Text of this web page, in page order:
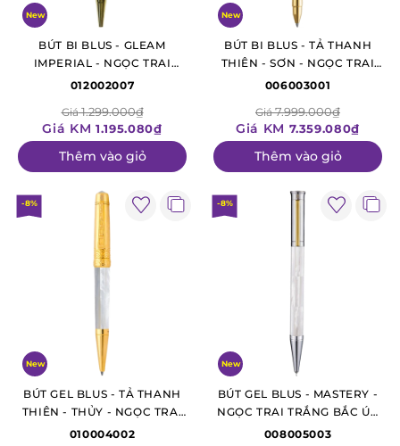
New
BÚT BI BLUS - GLEAM
IMPERIAL - NGỌC TRAI
VÀNG BẮC ÚC - MẠ VÀNG
012002007
Giá1.299.000₫
Giá KM 1.195.080₫
Thêm vào giỏ
New
BÚT BI BLUS - TẢ THANH
THIÊN - SƠN - NGỌC TRAI
ĐEN TAHITI - MẠ VÀNG 24K
006003001
Giá7.999.000₫
Giá KM 7.359.080₫
Thêm vào giỏ
-8%
New
BÚT GEL BLUS - TẢ THANH
THIÊN - THỦY - NGỌC TRAI
TRẮNG BẮC ÚC - MẠ VÀNG
010004002
-8%
New
BÚT GEL BLUS - MASTERY -
NGỌC TRAI TRẮNG BẮC ÚC
- MẠ VÀNG TRẮNG CÀI
008005003